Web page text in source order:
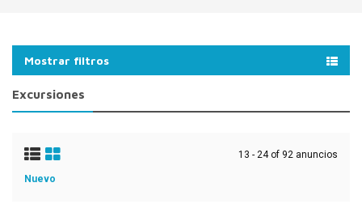
Mostrar filtros
Excursiones
13 - 24 of 92 anuncios
Nuevo